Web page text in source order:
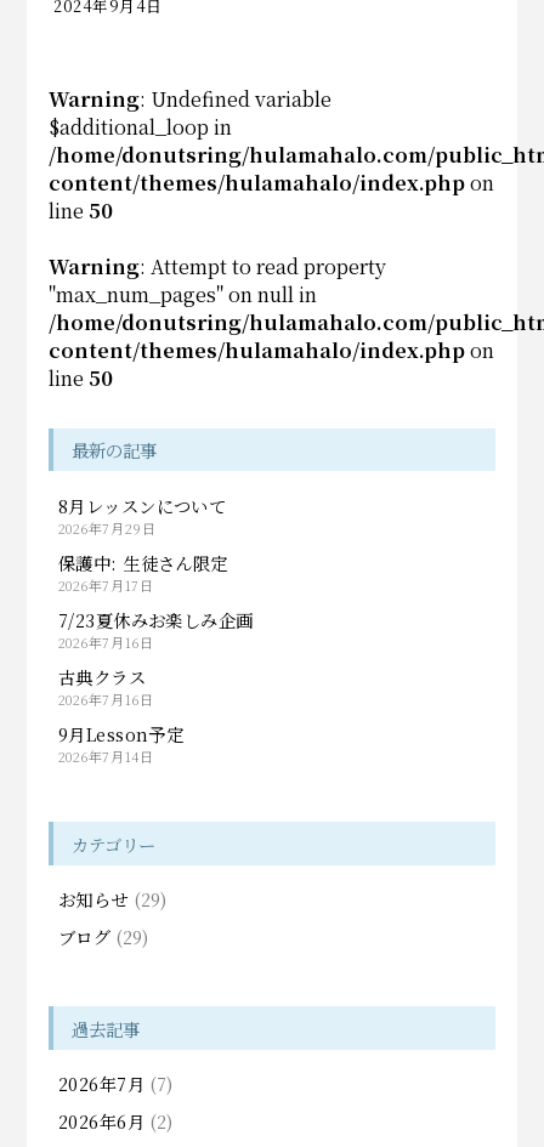
2024年9月4日
Warning: Undefined variable
$additional_loop in
/home/donutsring/hulamahalo.com/
content/themes/hulamahalo/index.phpon
line 50
Warning: Attempt to read property
"max_num_pages" on null in
/home/donutsring/hulamahalo.com/
content/themes/hulamahalo/index.phpon
line 50
最新の記事
8月レッスンについて
2026年7月29日
保護中: 生徒さん限定
2026年7月17日
7/23夏休みお楽しみ企画
2026年7月16日
古典クラス
2026年7月16日
9月Lesson予定
2026年7月14日
カテゴリー
お知らせ(29)
ブログ (29)
過去記事
2026年7月 (7)
2026年6月 (2)